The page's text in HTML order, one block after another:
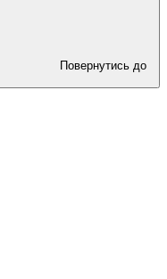
Повернутись до